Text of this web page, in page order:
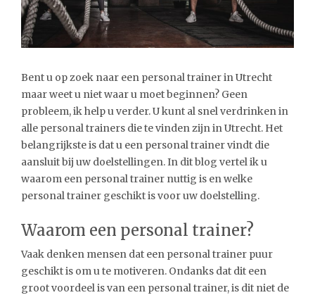
Bent u op zoek naar een personal trainer in Utrecht
maar weet u niet waar u moet beginnen? Geen
probleem, ik help u verder. U kunt al snel verdrinken in
alle personal trainers die te vinden zijn in Utrecht. Het
belangrijkste is dat u een personal trainer vindt die
aansluit bij uw doelstellingen. In dit blog vertel ik u
waarom een personal trainer nuttig is en welke
personal trainer geschikt is voor uw doelstelling.
Waarom een personal trainer?
Vaak denken mensen dat een personal trainer puur
geschikt is om u te motiveren. Ondanks dat dit een
groot voordeel is van een personal trainer, is dit niet de